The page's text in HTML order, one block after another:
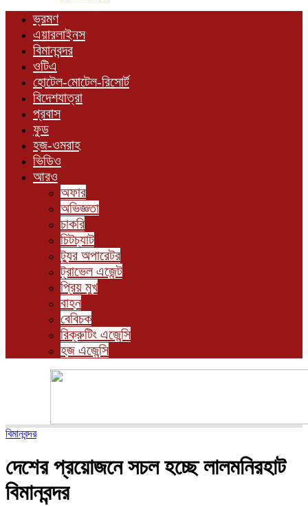
ভ্রমণ
এয়ারলাইনস
বিমানবন্দর
ওটিএ
হোটেল-মোটেল-রিসোর্ট
বিদেশযাত্রা
প্রবাস
ফুড
হজ-ওমরাহ
ভিডিও
আরও
অফার
অভিজ্ঞতা
চাকরি
চিটচ্যাট
ট্যুর অপারেটর
ট্রাভেল এজেন্ট
প্রিয় মুখ
বাহন
বেবিচক
রিক্রুটিং এজেন্সি
হজ এজেন্সি
বিমানবন্দর
দেশের প্রয়োজনে সচল হচ্ছে লালমনিরহাট
বিমানবন্দর